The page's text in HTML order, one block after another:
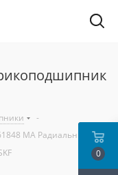
-
MA Радиальный
0